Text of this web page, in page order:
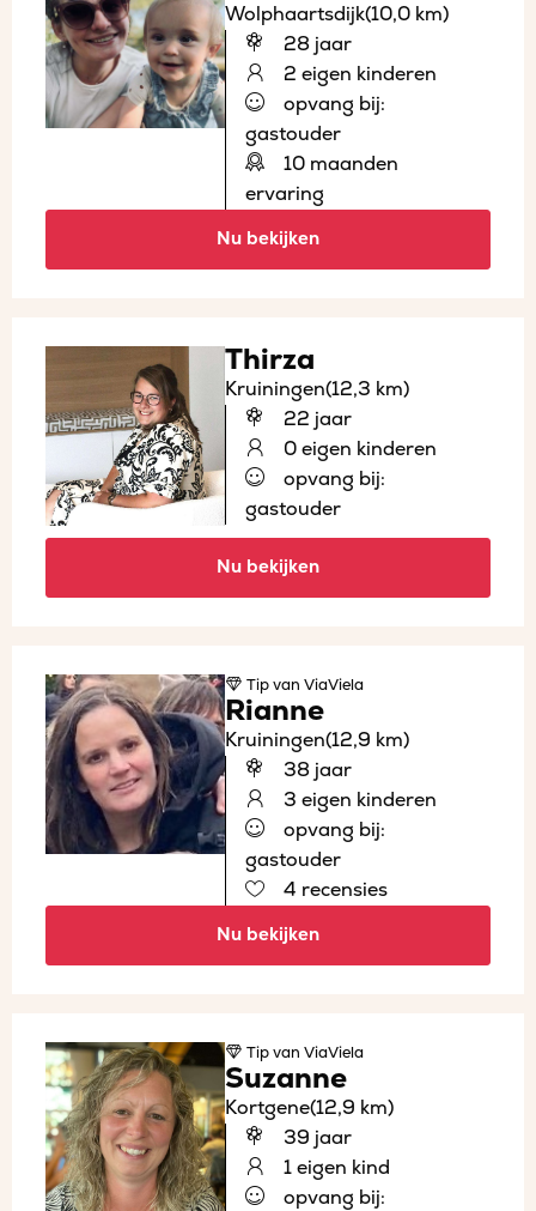
Wolphaartsdijk(10,0 km)
28 jaar
2 eigen kinderen
opvang bij:
gastouder
10 maanden
ervaring
Nu bekijken
Thirza
Kruiningen(12,3 km)
22 jaar
0 eigen kinderen
opvang bij:
gastouder
Nu bekijken
Tipvan ViaViela
Rianne
Kruiningen(12,9 km)
38 jaar
3 eigen kinderen
opvang bij:
gastouder
4 recensies
Nu bekijken
Tipvan ViaViela
Suzanne
Kortgene(12,9 km)
39 jaar
1 eigen kind
opvang bij: